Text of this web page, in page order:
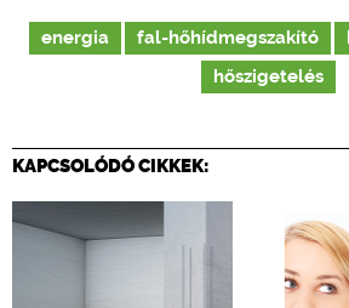
energia fal-hőhídmegszakító
hőszigetelés
KAPCSOLÓDÓ CIKKEK: